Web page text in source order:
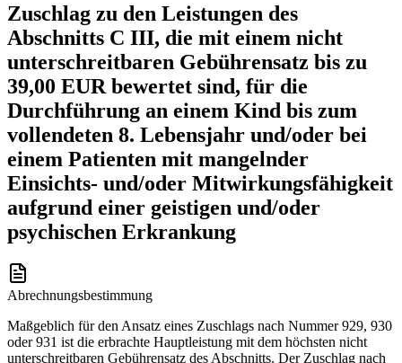
Zuschlag zu den Leistungen des
Abschnitts C III, die mit einem nicht
unterschreitbaren Gebührensatz bis zu
39,00 EUR bewertet sind, für die
Durchführung an einem Kind bis zum
vollendeten 8. Lebensjahr und/oder bei
einem Patienten mit mangelnder
Einsichts- und/oder Mitwirkungsfähigkeit
aufgrund einer geistigen und/oder
psychischen Erkrankung
Abrechnungsbestimmung
Maßgeblich für den Ansatz eines Zuschlags nach Nummer 929, 930
oder 931 ist die erbrachte Hauptleistung mit dem höchsten nicht
unterschreitbaren Gebührensatz des Abschnitts. Der Zuschlag nach